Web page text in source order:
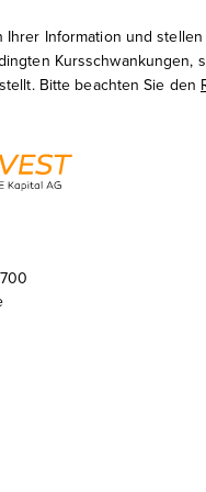
Ihrer Information und
Kursschwankungen,
Bitte beachten Sie den